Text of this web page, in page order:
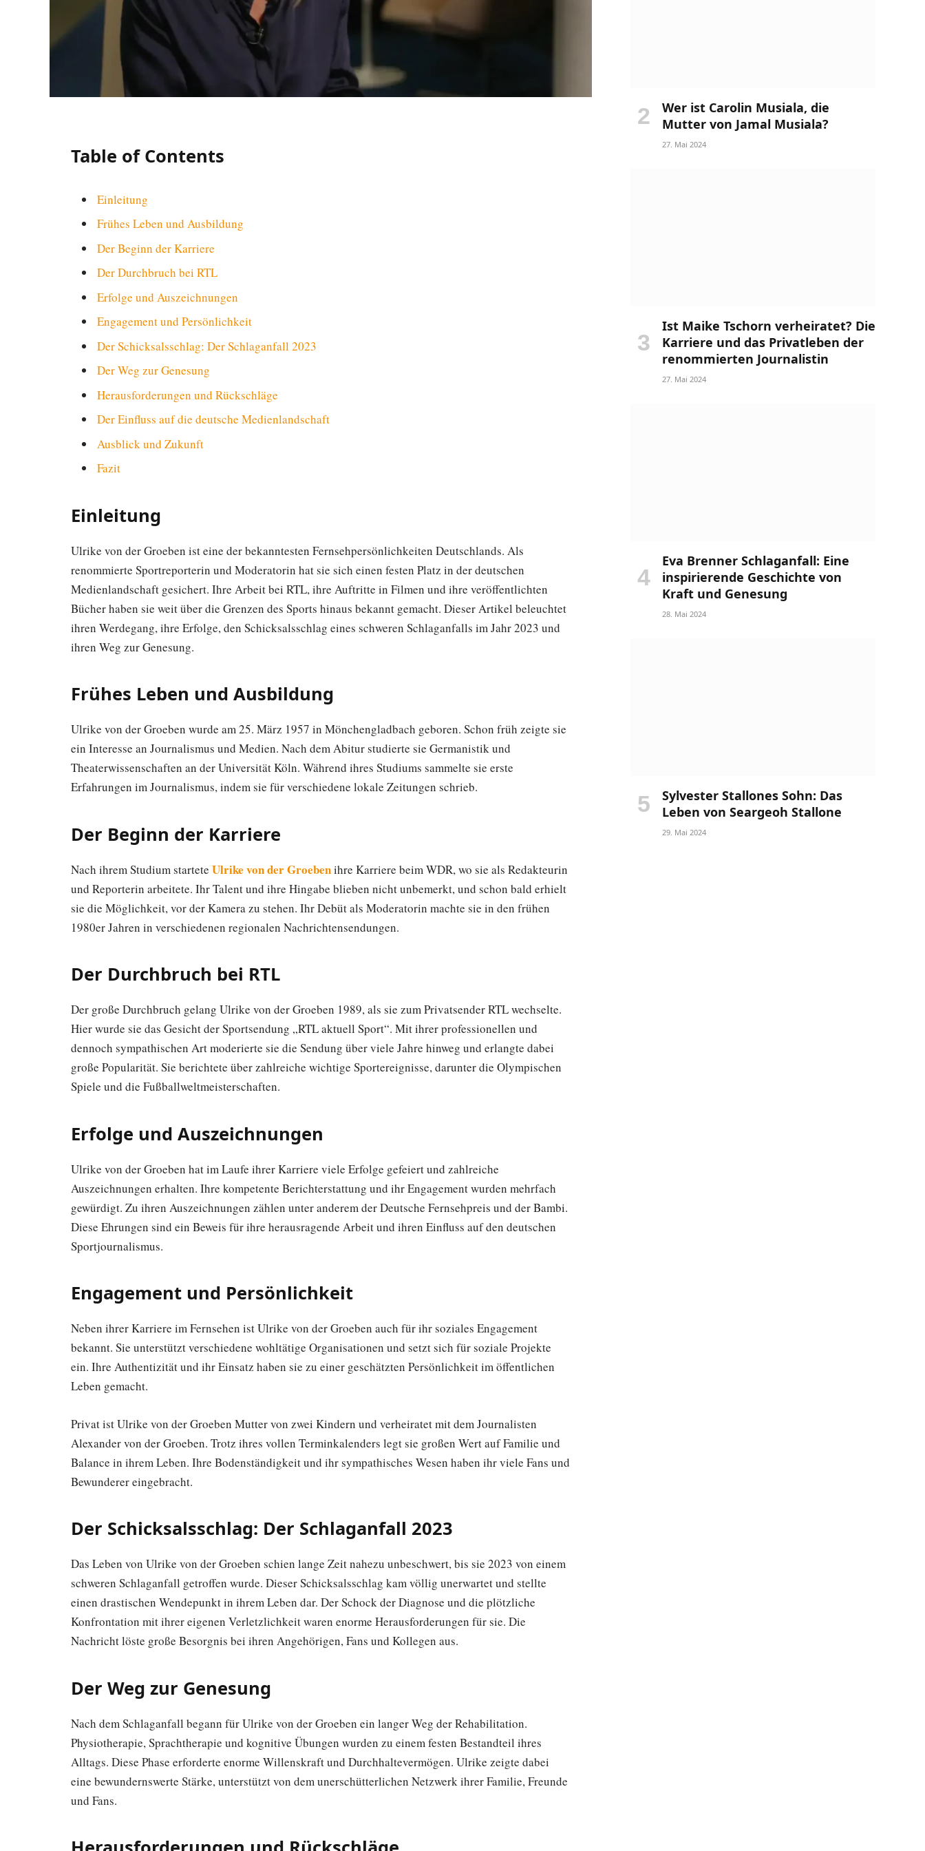
Table of Contents
Einleitung
Frühes Leben und Ausbildung
Der Beginn der Karriere
Der Durchbruch bei RTL
Erfolge und Auszeichnungen
Engagement und Persönlichkeit
Der Schicksalsschlag: Der Schlaganfall 2023
Der Weg zur Genesung
Herausforderungen und Rückschläge
Der Einfluss auf die deutsche Medienlandschaft
Ausblick und Zukunft
Fazit
Einleitung
Ulrike von der Groeben ist eine der bekanntesten Fernsehpersönlichkeiten Deutschlands. Als
renommierte Sportreporterin und Moderatorin hat sie sich einen festen Platz in der deutschen
Medienlandschaft gesichert. Ihre Arbeit bei RTL, ihre Auftritte in Filmen und ihre veröffentlichten
Bücher haben sie weit über die Grenzen des Sports hinaus bekannt gemacht. Dieser Artikel beleuchtet
ihren Werdegang, ihre Erfolge, den Schicksalsschlag eines schweren Schlaganfalls im Jahr 2023 und
ihren Weg zur Genesung.
Frühes Leben und Ausbildung
Ulrike von der Groeben wurde am 25. März 1957 in Mönchengladbach geboren. Schon früh zeigte sie
ein Interesse an Journalismus und Medien. Nach dem Abitur studierte sie Germanistik und
Theaterwissenschaften an der Universität Köln. Während ihres Studiums sammelte sie erste
Erfahrungen im Journalismus, indem sie für verschiedene lokale Zeitungen schrieb.
Der Beginn der Karriere
Nach ihrem Studium startete Ulrike von der Groebenihre Karriere beim WDR, wo sie als Redakteurin
und Reporterin arbeitete. Ihr Talent und ihre Hingabe blieben nicht unbemerkt, und schon bald erhielt
sie die Möglichkeit, vor der Kamera zu stehen. Ihr Debüt als Moderatorin machte sie in den frühen
1980er Jahren in verschiedenen regionalen Nachrichtensendungen.
Der Durchbruch bei RTL
Der große Durchbruch gelang Ulrike von der Groeben 1989, als sie zum Privatsender RTL wechselte.
Hier wurde sie das Gesicht der Sportsendung „RTL aktuell Sport“. Mit ihrer professionellen und
dennoch sympathischen Art moderierte sie die Sendung über viele Jahre hinweg und erlangte dabei
große Popularität. Sie berichtete über zahlreiche wichtige Sportereignisse, darunter die Olympischen
Spiele und die Fußballweltmeisterschaften.
Erfolge und Auszeichnungen
Ulrike von der Groeben hat im Laufe ihrer Karriere viele Erfolge gefeiert und zahlreiche
Auszeichnungen erhalten. Ihre kompetente Berichterstattung und ihr Engagement wurden mehrfach
gewürdigt. Zu ihren Auszeichnungen zählen unter anderem der Deutsche Fernsehpreis und der Bambi.
Diese Ehrungen sind ein Beweis für ihre herausragende Arbeit und ihren Einfluss auf den deutschen
Sportjournalismus.
Engagement und Persönlichkeit
Neben ihrer Karriere im Fernsehen ist Ulrike von der Groeben auch für ihr soziales Engagement
bekannt. Sie unterstützt verschiedene wohltätige Organisationen und setzt sich für soziale Projekte
ein. Ihre Authentizität und ihr Einsatz haben sie zu einer geschätzten Persönlichkeit im öffentlichen
Leben gemacht.
Privat ist Ulrike von der Groeben Mutter von zwei Kindern und verheiratet mit dem Journalisten
Alexander von der Groeben. Trotz ihres vollen Terminkalenders legt sie großen Wert auf Familie und
Balance in ihrem Leben. Ihre Bodenständigkeit und ihr sympathisches Wesen haben ihr viele Fans und
Bewunderer eingebracht.
Der Schicksalsschlag: Der Schlaganfall 2023
Das Leben von Ulrike von der Groeben schien lange Zeit nahezu unbeschwert, bis sie 2023 von einem
schweren Schlaganfall getroffen wurde. Dieser Schicksalsschlag kam völlig unerwartet und stellte
einen drastischen Wendepunkt in ihrem Leben dar. Der Schock der Diagnose und die plötzliche
Konfrontation mit ihrer eigenen Verletzlichkeit waren enorme Herausforderungen für sie. Die
Nachricht löste große Besorgnis bei ihren Angehörigen, Fans und Kollegen aus.
Der Weg zur Genesung
Nach dem Schlaganfall begann für Ulrike von der Groeben ein langer Weg der Rehabilitation.
Physiotherapie, Sprachtherapie und kognitive Übungen wurden zu einem festen Bestandteil ihres
Alltags. Diese Phase erforderte enorme Willenskraft und Durchhaltevermögen. Ulrike zeigte dabei
eine bewundernswerte Stärke, unterstützt von dem unerschütterlichen Netzwerk ihrer Familie, Freunde
und Fans.
Wer ist Carolin Musiala, die
Mutter von Jamal Musiala?
27. Mai 2024
Ist Maike Tschorn verheiratet? Die
Karriere und das Privatleben der
renommierten Journalistin
27. Mai 2024
Eva Brenner Schlaganfall: Eine
inspirierende Geschichte von
Kraft und Genesung
28. Mai 2024
Sylvester Stallones Sohn: Das
Leben von Seargeoh Stallone
29. Mai 2024